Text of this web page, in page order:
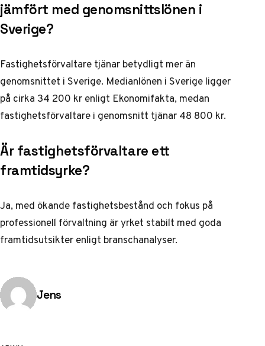
jämfört med genomsnittslönen i
Sverige?
Fastighetsförvaltare tjänar betydligt mer än
genomsnittet i Sverige. Medianlönen i Sverige ligger
på cirka 34 200 kr enligt Ekonomifakta, medan
fastighetsförvaltare i genomsnitt tjänar 48 800 kr.
Är fastighetsförvaltare ett
framtidsyrke?
Ja, med ökande fastighetsbestånd och fokus på
professionell förvaltning är yrket stabilt med goda
framtidsutsikter enligt branschanalyser.
Publicerad av
Jens